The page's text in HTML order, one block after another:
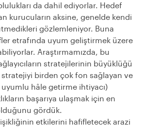
da dahil ediyorlar. Hedef
kurucuların aksine, genelde kendi
gözlemleniyor. Buna
etrafında uyum geliştirmek üzere
Araştırmamızda, bu
stratejilerinin büyüklüğü
stratejiyi birden çok fon sağlayan ve
uyumlu hâle getirme ihtiyacı)
başarıya ulaşmak için en
gördük.
etkilerini hafifletecek arazi